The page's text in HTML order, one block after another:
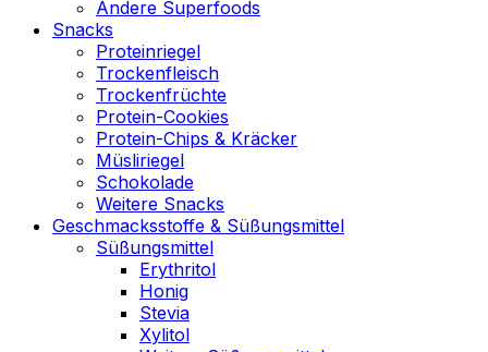
Andere Superfoods
Snacks
Proteinriegel
Trockenfleisch
Trockenfrüchte
Protein-Cookies
Protein-Chips & Kräcker
Müsliriegel
Schokolade
Weitere Snacks
Geschmacksstoffe & Süßungsmittel
Süßungsmittel
Erythritol
Honig
Stevia
Xylitol